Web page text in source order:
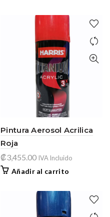
Pintura Aerosol Acrilica
Roja
₡3,455.00 IVA Incluido
Añadir al carrito